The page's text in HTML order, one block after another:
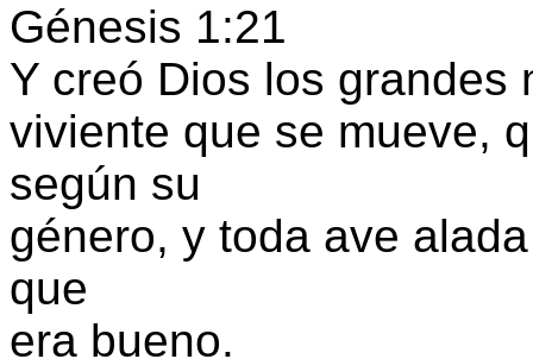
Génesis 1:21
Y creó Dios los grandes
viviente que se mueve,
según su
género, y toda ave
que
era bueno.